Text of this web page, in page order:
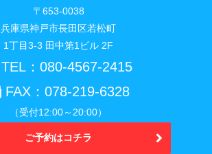
〒653-0038
兵庫県神戸市長田区若松町
1丁目3-3 田中第1ビル 2F
TEL：080-4567-2415
FAX：078-219-6328
（受付12:00～20:00）
ご予約はコチラ